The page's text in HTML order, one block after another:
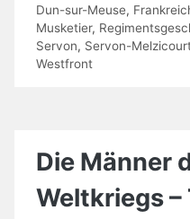
Dun-sur-Meuse,
Musketier,
Servon, Servon-
Westfront
Die Männer
Weltkriegs –